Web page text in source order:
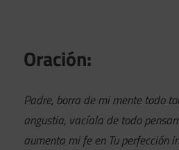
Oración:
Padre, borra de mi mente todo
angustia, vacíala de todo
aumenta mi fe en Tu perfección